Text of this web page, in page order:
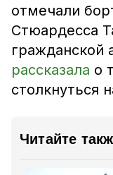
отмечали
Стюардесса
гражданской
рассказала о
столкнуться
Читайте